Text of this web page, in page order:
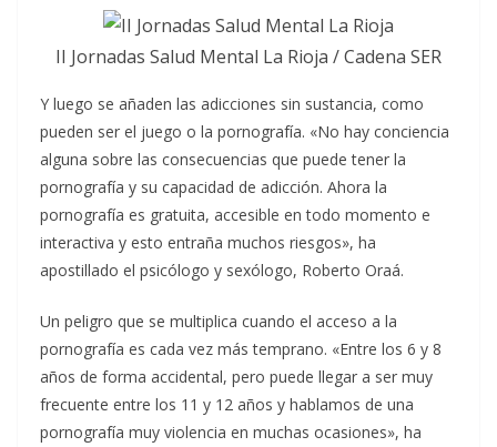
II Jornadas Salud Mental La Rioja / Cadena SER
Y luego se añaden las adicciones sin sustancia, como
pueden ser el juego o la pornografía. «No hay conciencia
alguna sobre las consecuencias que puede tener la
pornografía y su capacidad de adicción. Ahora la
pornografía es gratuita, accesible en todo momento e
interactiva y esto entraña muchos riesgos», ha
apostillado el psicólogo y sexólogo, Roberto Oraá.
Un peligro que se multiplica cuando el acceso a la
pornografía es cada vez más temprano. «Entre los 6 y 8
años de forma accidental, pero puede llegar a ser muy
frecuente entre los 11 y 12 años y hablamos de una
pornografía muy violencia en muchas ocasiones», ha